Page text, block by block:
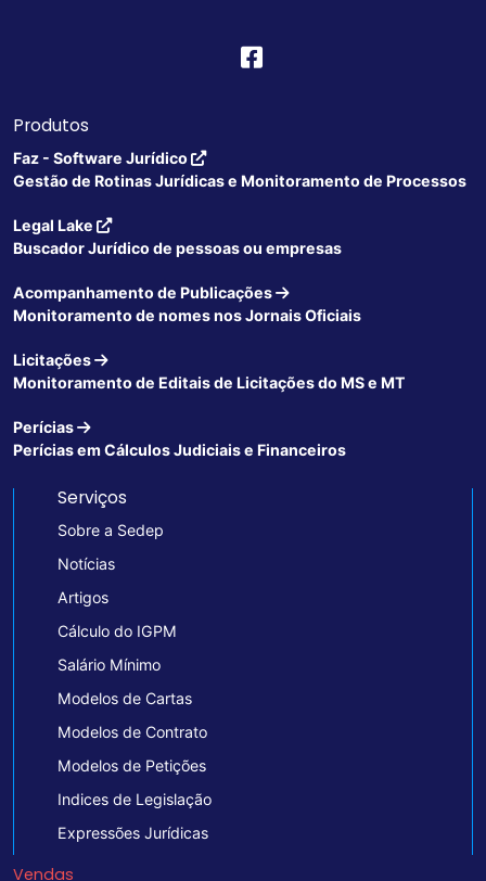
Produtos
Faz - Software Jurídico
Gestão de Rotinas Jurídicas e Monitoramento de Processos
Legal Lake
Buscador Jurídico de pessoas ou empresas
Acompanhamento de Publicações
Monitoramento de nomes nos Jornais Oficiais
Licitações
Monitoramento de Editais de Licitações do MS e MT
Perícias
Perícias em Cálculos Judiciais e Financeiros
Serviços
Sobre a Sedep
Notícias
Artigos
Cálculo do IGPM
Salário Mínimo
Modelos de Cartas
Modelos de Contrato
Modelos de Petições
Indices de Legislação
Expressões Jurídicas
Vendas